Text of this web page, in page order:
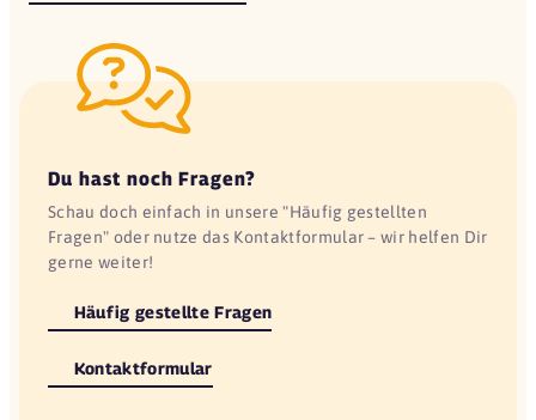
Du hast noch Fragen?
Schau doch einfach in unsere "Häufig gestellten
Fragen" oder nutze das Kontaktformular – wir helfen Dir
gerne weiter!
Häufig gestellte Fragen
Kontaktformular